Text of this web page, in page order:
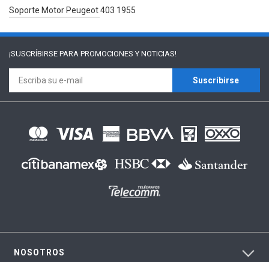
Soporte Motor Peugeot 403 1955
¡SUSCRÍBIRSE PARA PROMOCIONES Y NOTICIAS!
Suscríbirse
NOSOTROS